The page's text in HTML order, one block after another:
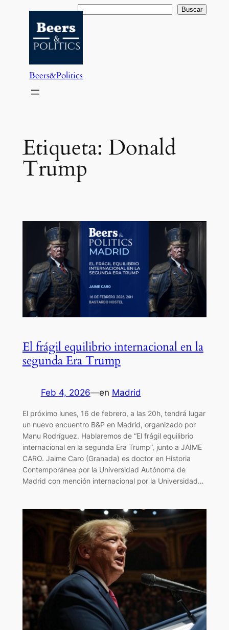
contenido
Buscar Buscar
Beers&Politics
Etiqueta: Donald
Trump
El frágil equilibrio internacional en la
segunda Era Trump
Feb 4, 2026—en Madrid
El próximo lunes, 16 de febrero, a las 20h, tendrá lugar
un nuevo encuentro B&P en Madrid, organizado por
Manu Rodríguez. Hablaremos de “El frágil equilibrio
internacional en la segunda Era Trump”, junto a JAIME
CARO. Jaime Caro (Granada) es doctor en Historia
Contemporánea por la Universidad Autónoma de
Madrid con mención internacional por la Universidad…